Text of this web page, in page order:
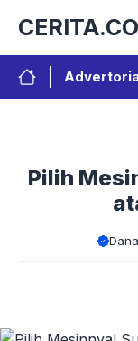
isi
Pilih